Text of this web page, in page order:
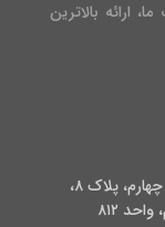
ارائه بالاترین
تهران، نیاوران، سه راه اقدسیه، تنگستان چهارم، پلاک ۸،